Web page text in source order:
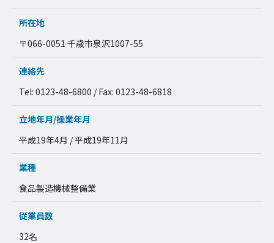
所在地
〒066-0051 千歳市泉沢1007-55
連絡先
Tel: 0123-48-6800 / Fax: 0123-48-6818
立地年月/操業年月
平成19年4月 / 平成19年11月
業種
食品製造機械整備業
従業員数
32名